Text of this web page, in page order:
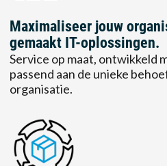
Maximaliseer jouw
gemaakt IT-oplossingen.
Service op maat, ontwikkeld
passend aan de unieke
organisatie.